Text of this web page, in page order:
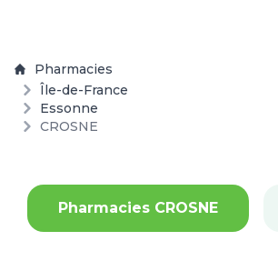
Pharmacies
Île-de-France
Essonne
CROSNE
Pharmacies CROSNE